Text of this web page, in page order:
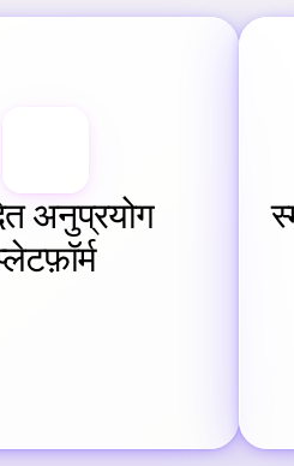
अनुप्रयोग